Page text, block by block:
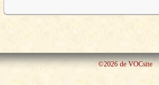
©2026 de VOCsite